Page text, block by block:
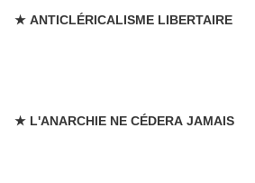
★ ANTICLÉRICALISME LIBERTAIRE
★ L'ANARCHIE NE CÉDERA JAMAIS